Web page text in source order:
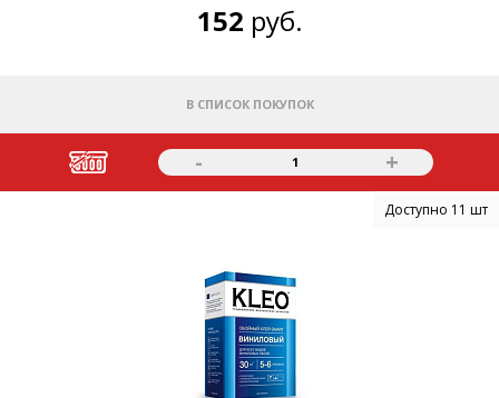
152 руб.
В СПИСОК ПОКУПОК
- 1 +
Доступно 11 шт